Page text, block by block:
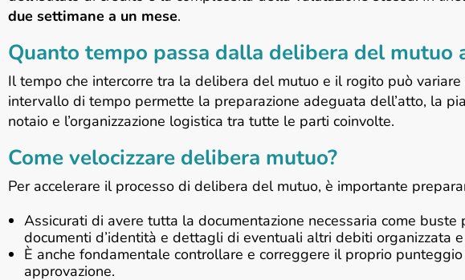
due settimane a un mese.
Quanto tempo passa dalla delibera del mutuo
Il tempo che intercorre tra la delibera del mutuo e il rogito può variare
intervallo di tempo permette la preparazione adeguata dell’atto, la
notaio e l’organizzazione logistica tra tutte le parti coinvolte.
Come velocizzare delibera mutuo?
Per accelerare il processo di delibera del mutuo, è importante
Assicurati di avere tutta la documentazione necessaria come buste
documenti d’identità e dettagli di eventuali altri debiti organizzata
È anche fondamentale controllare e correggere il proprio
approvazione.